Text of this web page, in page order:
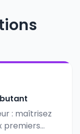
: maîtrisez
premiers